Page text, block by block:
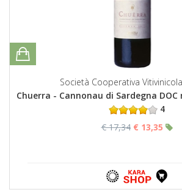
Società Cooperativa
Chuerra - Cannonau di Sardegna DOC
4
€ 17,34 € 13,35